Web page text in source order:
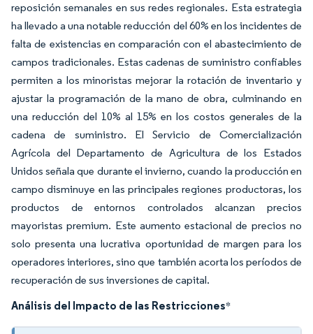
reposición semanales en sus redes regionales. Esta estrategia
ha llevado a una notable reducción del 60% en los incidentes de
falta de existencias en comparación con el abastecimiento de
campos tradicionales. Estas cadenas de suministro confiables
permiten a los minoristas mejorar la rotación de inventario y
ajustar la programación de la mano de obra, culminando en
una reducción del 10% al 15% en los costos generales de la
cadena de suministro. El Servicio de Comercialización
Agrícola del Departamento de Agricultura de los Estados
Unidos señala que durante el invierno, cuando la producción en
campo disminuye en las principales regiones productoras, los
productos de entornos controlados alcanzan precios
mayoristas premium. Este aumento estacional de precios no
solo presenta una lucrativa oportunidad de margen para los
operadores interiores, sino que también acorta los períodos de
recuperación de sus inversiones de capital.
Análisis del Impacto de las Restricciones*